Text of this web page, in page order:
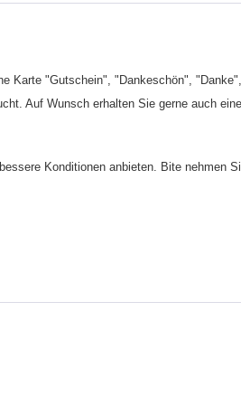
Karte "Gutschein", "Dankeschön", "Danke",
Auf Wunsch erhalten Sie gerne auch eine
Konditionen anbieten. Bite nehmen